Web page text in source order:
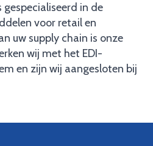
gespecialiseerd in de
voor retail en
uw supply chain is onze
wij met het EDI-
en zijn wij aangesloten bij